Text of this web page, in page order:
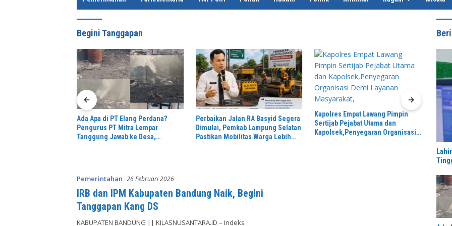
e
Begini Tanggapan
Ada Apa di PT Elang Perdana?
Pengurus PT Mitra Lempar
Tanggung Jawab ke Desa,
Perbaikan Jalan RA Basyid Segera
Dimulai, Pemkab Lampung Selatan
Pastikan Mobilitas Warga Lebih
Kapolres Empat Lawang Pimpin
Sertijab Pejabat Utama dan
Kapolsek,Penyegaran Organisasi
2045
Pemerintahan 26 Februari 2026
IRB dan IPM Kabupaten Bandung Naik, Begini
Tanggapan Kang DS
KABUPATEN BANDUNG || KILASNUSANTARA.ID – Indeks